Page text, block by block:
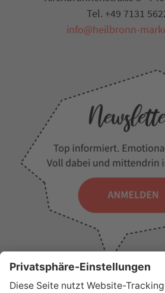
Tel. +49 7131
info@heilbronn-